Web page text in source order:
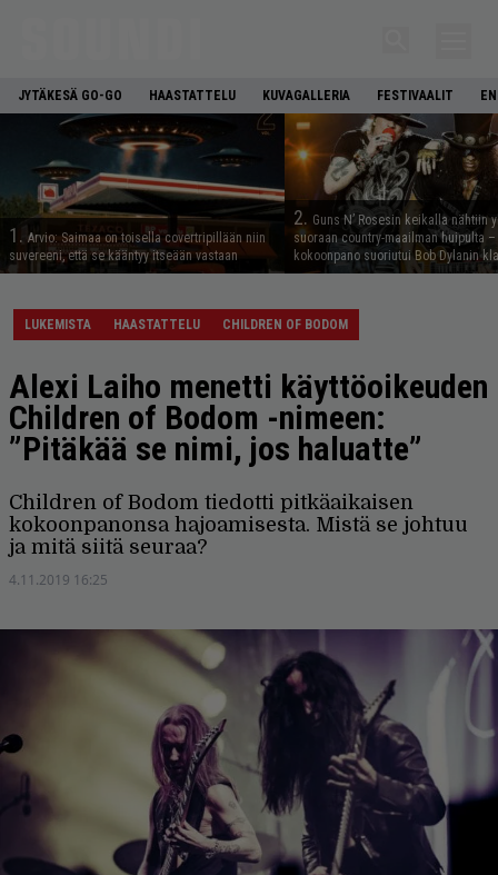
JYTÄKESÄ GO-GO HAASTATTELU KUVAGALLERIA FESTIVAALIT
1. Arvio: Saimaa on toisella covertripillään niin
suvereeni, että se kääntyy itseään vastaan
2. Guns N’ Rosesin keikalla nähtiin
suoraan country-maailman huipulta
kokoonpano suoriutui Bob Dylanin
LUKEMISTA HAASTATTELU CHILDREN OF BODOM
Alexi Laiho menetti käyttöoikeuden
Children of Bodom -nimeen:
”Pitäkää se nimi, jos haluatte”
Children of Bodom tiedotti pitkäaikaisen
kokoonpanonsa hajoamisesta. Mistä se johtuu
ja mitä siitä seuraa?
4.11.2019 16:25